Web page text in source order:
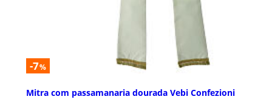
-7%
Mitra com passamanaria dourada Vebi Confezioni